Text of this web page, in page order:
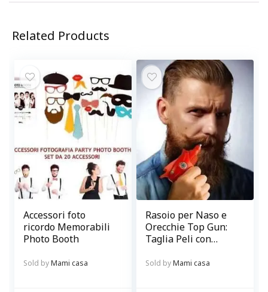
Related Products
Accessori foto
ricordo Memorabili
Photo Booth
Sold byMami casa
Rasoio per Naso e
Orecchie Top Gun:
Taglia Peli con
Sicurezza
Sold byMami casa